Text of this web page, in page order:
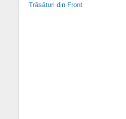
Trăsături din Front